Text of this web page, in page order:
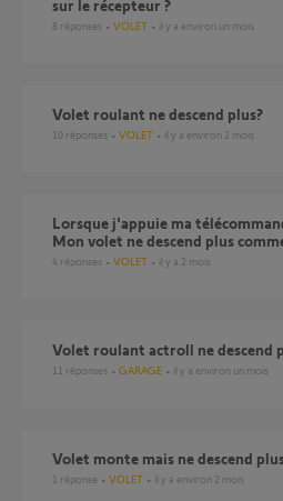
sur le récepteur ?
8 réponses VOLET il y a environ un mois
Volet roulant ne descend plus?
10 réponses VOLET il y a environ 2 mois
Lorsque j'appuie ma télécommande clignote rouge mais
Mon volet ne descend plus
4 réponses VOLET il y a 2 mois
Volet roulant actroll ne descend
11 réponses GARAGE il y a environ un mois
Volet monte mais ne descend
1 réponse VOLET il y a environ 2 mois